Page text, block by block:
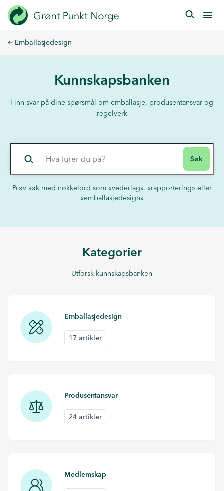
Hopp
til
Emballasjedesign
Kunnskapsbanken
Finn svar på dine spørsmål om emballasje, produsentansvar og
regelverk
Søk
Prøv søk med nøkkelord som «vederlag», «rapportering» eller
«emballasjedesign»
Kategorier
Utforsk kunnskapsbanken
Emballasjedesign
17 artikler
Produsentansvar
24 artikler
Medlemskap